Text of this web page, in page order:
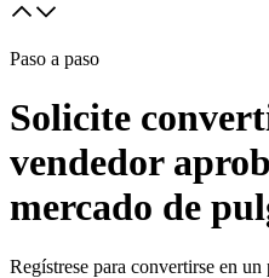
Paso a paso
Solicite
vendedor
mercado de
Regístrese para convertirse en